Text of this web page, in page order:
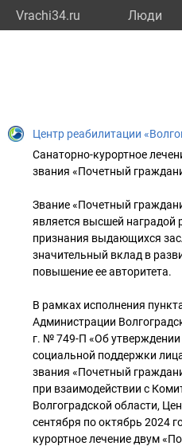
Vrachi34.ru Люди
Центр реабилитации
Санаторно-курортное
звания «Почетный
Звание «Почетный
является высшей наградой
признания выдающихся
значительный вклад в
повышение ее авторитета.
В рамках исполнения
Администрации
г. № 749-П «Об
социальной поддержки
звания «Почетный
при взаимодействии с
Волгоградской области,
сентября по октябрь 2024
курортное лечение двум